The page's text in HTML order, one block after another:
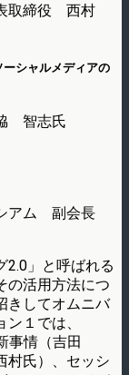
取締役 西村
シャルメディアの
智志氏
シアム 副会長
2.0」と呼ばれる
の活用方法につ
きしてオムニバ
１では、
事情（吉田
村氏）、セッシ